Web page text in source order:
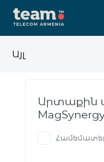
Այլ
Արտաքին
Համեմատել